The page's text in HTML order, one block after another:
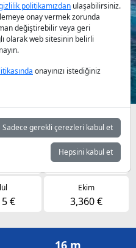
Next
fiyatlar
Temmuz
5,075 €
€
Ekim
3,360 €
16 m
politikamızdan ulaşabilirsiniz.
onay vermek zorunda
değiştirebilir veya geri
olarak web sitesinin belirli
onayınızı istediğiniz
Sadece gerekli çerezleri kabul et
Hepsini kabul et